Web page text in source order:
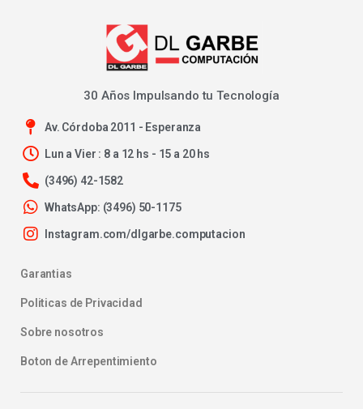
30 Años Impulsando tu Tecnología
Av. Córdoba 2011 - Esperanza
Lun a Vier : 8 a 12 hs - 15 a 20 hs
(3496) 42-1582
WhatsApp: (3496) 50-1175
Instagram.com/dlgarbe.computacion
Garantias
Politicas de Privacidad
Sobre nosotros
Boton de Arrepentimiento